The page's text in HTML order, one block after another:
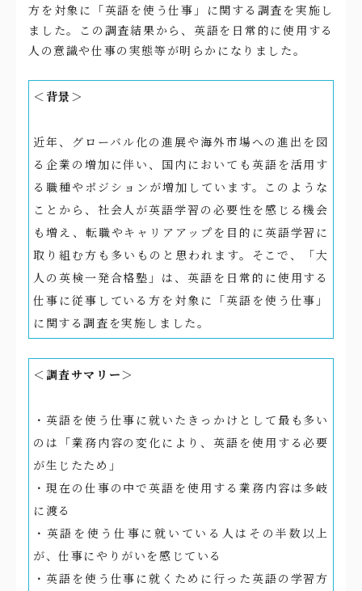
方を対象に「英語を使う仕事」に関する調査を実施し
ました。この調査結果から、英語を日常的に使用する
人の意識や仕事の実態等が明らかになりました。
＜背景＞
近年、グローバル化の進展や海外市場への進出を図
る企業の増加に伴い、国内においても英語を活用す
る職種やポジションが増加しています。このような
ことから、社会人が英語学習の必要性を感じる機会
も増え、転職やキャリアアップを目的に英語学習に
取り組む方も多いものと思われます。そこで、「大
人の英検一発合格塾」は、英語を日常的に使用する
仕事に従事している方を対象に「英語を使う仕事」
に関する調査を実施しました。
＜調査サマリー＞
・英語を使う仕事に就いたきっかけとして最も多い
のは「業務内容の変化により、英語を使用する必要
が生じたため」
・現在の仕事の中で英語を使用する業務内容は多岐
に渡る
・英語を使う仕事に就いている人はその半数以上
が、仕事にやりがいを感じている
・英語を使う仕事に就くために行った英語の学習方